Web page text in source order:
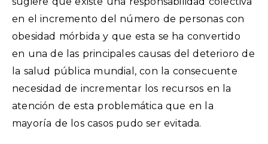
en el incremento del número de personas con
obesidad mórbida y que esta se ha convertido
en una de las principales causas del deterioro de
la salud pública mundial, con la consecuente
necesidad de incrementar los recursos en la
atención de esta problemática que en la
mayoría de los casos pudo ser evitada.